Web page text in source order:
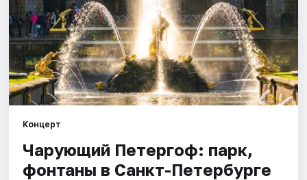
Концерт
Чарующий Петергоф: парк,
фонтаны в Санкт-Петербурге